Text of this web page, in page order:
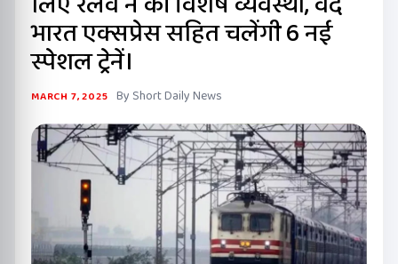
भारत एक्सप्रेस सहित चलेंगी 6 नई
स्पेशल ट्रेनें।
MARCH 7, 2025 By Short Daily News